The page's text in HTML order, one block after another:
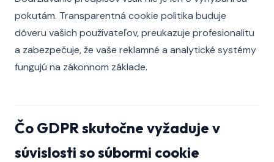
pokutám. Transparentná cookie politika buduje
dôveru vašich používateľov, preukazuje profesionalitu
a zabezpečuje, že vaše reklamné a analytické systémy
fungujú na zákonnom základe.
Čo GDPR skutočne vyžaduje v
súvislosti so súbormi cookie